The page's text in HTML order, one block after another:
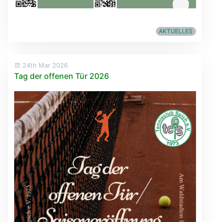
AKTUELLES
24th Mar 2026
Tag der offenen Tür 2026